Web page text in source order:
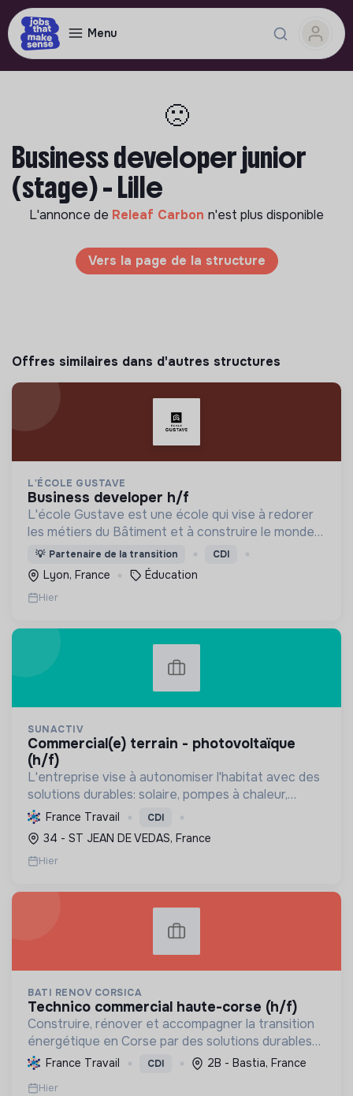
Menu
🙁
Business developer junior
(stage) - Lille
L'annonce de Releaf Carbon n'est plus disponible
Vers la page de la structure
Offres similaires dans d'autres structures
L'ÉCOLE GUSTAVE
business developer h/f
L'école Gustave est une école qui vise à redorer
les métiers du Bâtiment et à construire le monde
de demain. Notre ESS recrute ses apprenants en
fonction de leur motivation et non de leur diplôme.
💡 Partenaire de la transition CDI
Lyon, France Éducation
Hier
SUNACTIV
commercial(e) terrain - photovoltaïque
(h/f)
L'entreprise vise à autonomiser l'habitat avec des
solutions durables: solaire, pompes à chaleur,
isolation, etc. Elle aide à réduire l'empreinte
carbone et les factures énergétiques. Elle détient
le ...
France Travail CDI
34 - ST JEAN DE VEDAS, France
Hier
BATI RENOV CORSICA
technico commercial haute-corse (h/f)
Construire, rénover et accompagner la transition
énergétique en Corse par des solutions durables
(solaire, isolation, chauffage, etc.) et la location de
matériel. Labellisée RGE.
France Travail CDI 2B - Bastia, France
Hier